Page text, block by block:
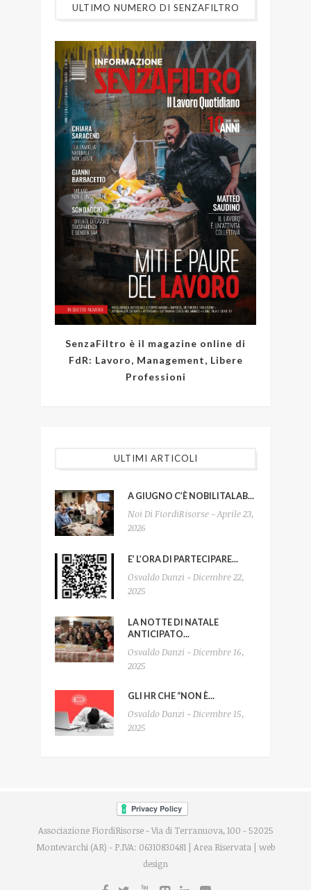
ULTIMO NUMERO DI SENZAFILTRO
SenzaFiltro è il magazine online di
FdR: Lavoro, Management, Libere
Professioni
ULTIMI ARTICOLI
A GIUGNO C’È NOBILITALAB...
Noi Di FiordiRisorse - Aprile 23,
2026
E’ L’ORA DI PARTECIPARE...
Osvaldo Danzi - Dicembre 22,
2025
LA NOTTE DI NATALE
ANTICIPATO...
Osvaldo Danzi - Dicembre 16,
2025
GLI HR CHE “NON È...
Osvaldo Danzi - Dicembre 15,
2025
Associazione FiordiRisorse - Via di Terranuova, 100 - 52025
Montevarchi (AR) - P.IVA: 06310830481 | Area Riservata| web
design